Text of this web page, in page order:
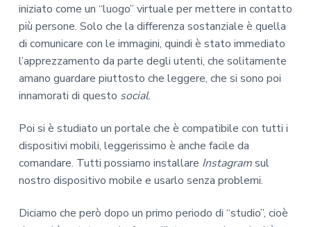
iniziato come un “luogo” virtuale per mettere in contatto
più persone. Solo che la differenza sostanziale è quella
di comunicare con le immagini, quindi è stato immediato
l’apprezzamento da parte degli utenti, che solitamente
amano guardare piuttosto che leggere, che si sono poi
innamorati di questo social.
Poi si è studiato un portale che è compatibile con tutti i
dispositivi mobili, leggerissimo è anche facile da
comandare. Tutti possiamo installare Instagramsul
nostro dispositivo mobile e usarlo senza problemi.
Diciamo che però dopo un primo periodo di “studio”, cioè